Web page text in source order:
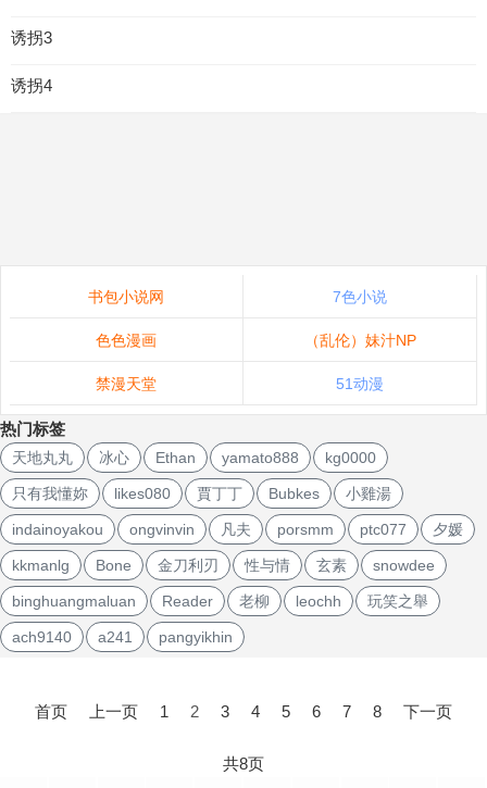
诱拐3
诱拐4
书包小说网 7色小说
色色漫画 （乱伦）妹汁NP
禁漫天堂 51动漫
热门标签
天地丸丸 冰心 Ethan yamato888 kg0000
只有我懂妳 likes080 賈丁丁 Bubkes 小雞湯
indainoyakou ongvinvin 凡夫 porsmm ptc077 夕媛
kkmanlg Bone 金刀利刃 性与情 玄素 snowdee
binghuangmaluan Reader 老柳 leochh 玩笑之舉
ach9140 a241 pangyikhin
首页 上一页 1 2 3 4 5 6 7 8 下一页
共8页